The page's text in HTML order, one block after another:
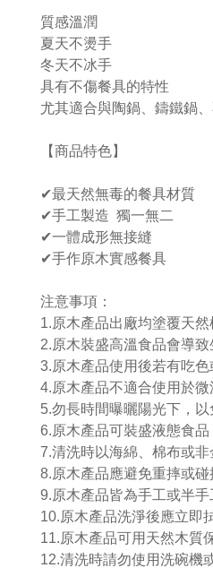
質感溫潤
夏天不燙手
冬天不冰手
具有不傷餐具的特性
尤其適合與陶鍋、鑄鐵鍋
【商品特色】
✔最天然無毒的餐具材質
✔手工製造 獨一無二
✔一體成形無接縫
✔手作原木實感餐具
注意事項：
1.原木產品出廠均塗覆天
2.原木裝盛高溫食品會導
3.原木產品使用後若有吃
4.原木產品不適合使用於微
5.勿長時間曝曬陽光下，以
6.原木產品可裝盛液態食品
7.清洗時以海綿、棉布或
8.原木產品應避免重摔或
9.原木產品皆為手工或半
10.原木產品洗淨後應立即
11.原木產品可用天然木質
12.清洗時請勿使用洗碗機